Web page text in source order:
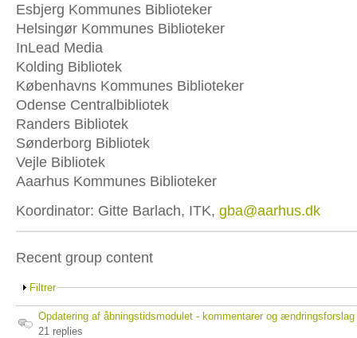
Esbjerg Kommunes Biblioteker
Helsingør Kommunes Biblioteker
InLead Media
Kolding Bibliotek
Københavns Kommunes Biblioteker
Odense Centralbibliotek
Randers Bibliotek
Sønderborg Bibliotek
Vejle Bibliotek
Aaarhus Kommunes Biblioteker
Koordinator: Gitte Barlach, ITK, gba@aarhus.dk
Recent group content
Filtrer
Opdatering af åbningstidsmodulet - kommentarer og
21 replies